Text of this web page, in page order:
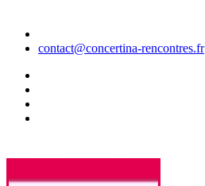
contenu
contact@concertina-rencontres.fr